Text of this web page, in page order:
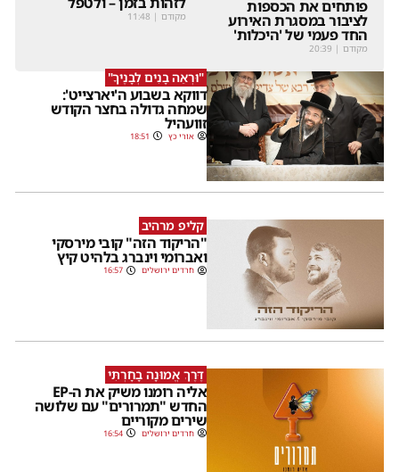
פותחים את הכספות
לציבור במסגרת האירוע
החד פעמי של 'היכלות'
מקודם |
20:39
מקודם |
11:48
"וּרְאֵה בָנִים לְבָנֶיךָ"
דווקא בשבוע ה'יארצייט':
שמחה גדולה בחצר הקודש
זוועהיל
אורי כץ 18:51
קליפ מרהיב
"הריקוד הזה" קובי מירסקי
ואברומי וינברג בלהיט קיץ
חרדים ירושלים 16:57
דֶּרֶךְ אֱמוּנָה בָחָרְתִּי
אליה רומנו משיק את ה-EP
החדש "תמרורים" עם שלושה
שירים מקוריים
חרדים ירושלים 16:54